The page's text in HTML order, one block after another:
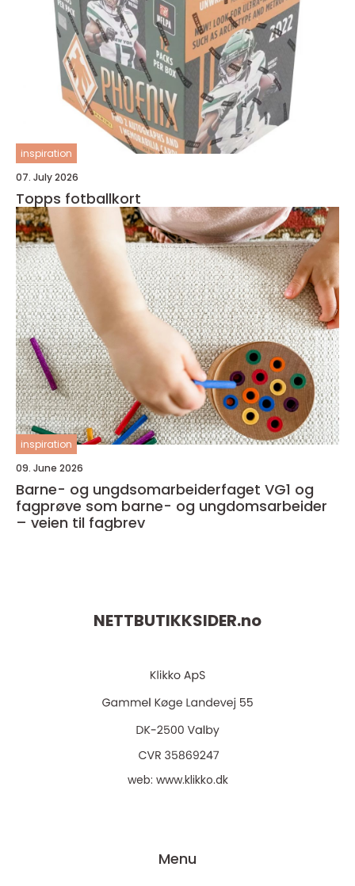
inspiration
07. July 2026
Topps fotballkort
inspiration
09. June 2026
Barne- og ungdsomarbeiderfaget VG1 og
fagprøve som barne- og ungdomsarbeider
– veien til fagbrev
NETTBUTIKKSIDER.no
web: www.klikko.dk
Menu